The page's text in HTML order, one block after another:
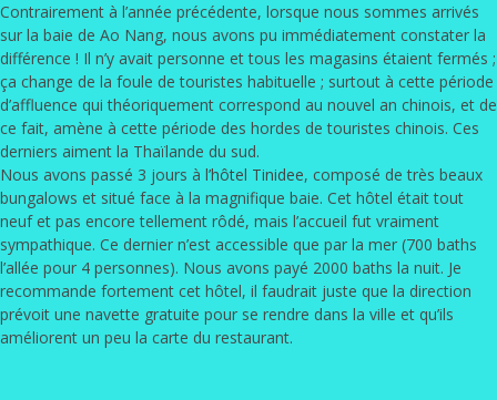
Contrairement à l’année précédente, lorsque nous sommes arrivés
sur la baie de Ao Nang, nous avons pu immédiatement constater la
différence ! Il n’y avait personne et tous les magasins étaient fermés ;
ça change de la foule de touristes habituelle ; surtout à cette période
d’affluence qui théoriquement correspond au nouvel an chinois, et de
ce fait, amène à cette période des hordes de touristes chinois. Ces
derniers aiment la Thaïlande du sud.
Nous avons passé 3 jours à l’hôtel Tinidee, composé de très beaux
bungalows et situé face à la magnifique baie. Cet hôtel était tout
neuf et pas encore tellement rôdé, mais l’accueil fut vraiment
sympathique. Ce dernier n’est accessible que par la mer (700 baths
l’allée pour 4 personnes). Nous avons payé 2000 baths la nuit. Je
recommande fortement cet hôtel, il faudrait juste que la direction
prévoit une navette gratuite pour se rendre dans la ville et qu’ils
améliorent un peu la carte du restaurant.